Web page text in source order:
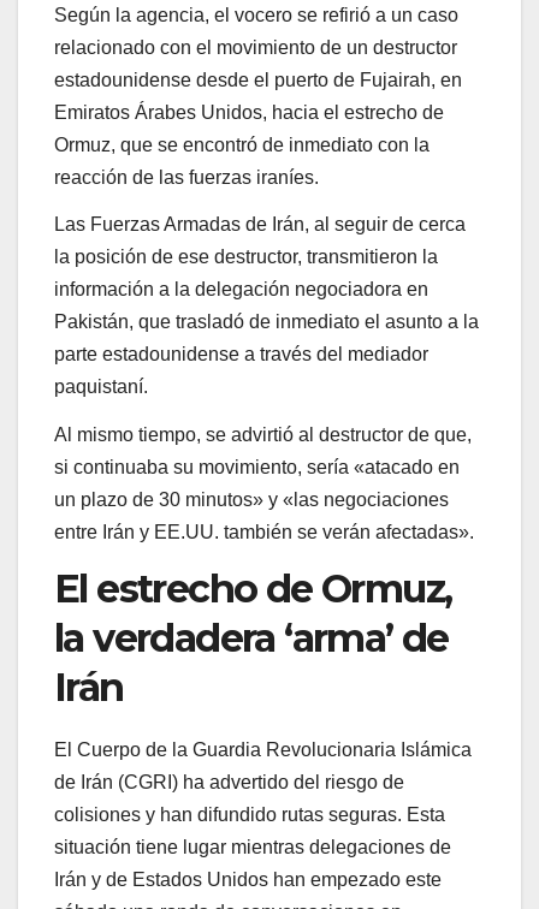
Según la agencia, el vocero se refirió a un caso
relacionado con el movimiento de un destructor
estadounidense desde el puerto de Fujairah, en
Emiratos Árabes Unidos, hacia el estrecho de
Ormuz, que se encontró de inmediato con la
reacción de las fuerzas iraníes.
Las Fuerzas Armadas de Irán, al seguir de cerca
la posición de ese destructor, transmitieron la
información a la delegación negociadora en
Pakistán, que trasladó de inmediato el asunto a la
parte estadounidense a través del mediador
paquistaní.
Al mismo tiempo, se advirtió al destructor de que,
si continuaba su movimiento, sería «atacado en
un plazo de 30 minutos» y «las negociaciones
entre Irán y EE.UU. también se verán afectadas».
El estrecho de Ormuz,
la verdadera ‘arma’ de
Irán
El Cuerpo de la Guardia Revolucionaria Islámica
de Irán (CGRI) ha advertido del riesgo de
colisiones y han difundido rutas seguras. Esta
situación tiene lugar mientras delegaciones de
Irán y de Estados Unidos han empezado este